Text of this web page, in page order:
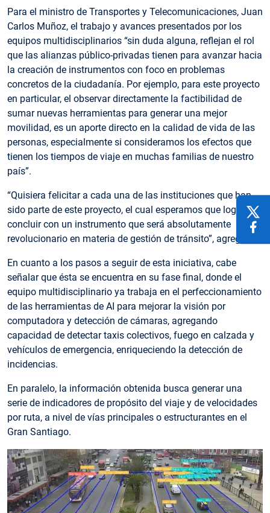
Para el ministro de Transportes y Telecomunicaciones, Juan
Carlos Muñoz, el trabajo y avances presentados por los
equipos multidisciplinarios “sin duda alguna, reflejan el rol
que las alianzas público-privadas tienen para avanzar hacia
la creación de instrumentos con foco en problemas
concretos de la ciudadanía. Por ejemplo, para este proyecto
en particular, el observar directamente la factibilidad de
sumar nuevas herramientas para generar una mejor
movilidad, es un aporte directo en la calidad de vida de las
personas, especialmente si consideramos los efectos que
tienen los tiempos de viaje en muchas familias de nuestro
país”.
“Quisiera felicitar a cada una de las instituciones que han
sido parte de este proyecto, el cual esperamos que logre
concluir con un instrumento que será absolutamente
revolucionario en materia de gestión de tránsito”, agregó.
En cuanto a los pasos a seguir de esta iniciativa, cabe
señalar que ésta se encuentra en su fase final, donde el
equipo multidisciplinario ya trabaja en el perfeccionamiento
de las herramientas de AI para mejorar la visión por
computadora y detección de cámaras, agregando
capacidad de detectar taxis colectivos, fuego en calzada y
vehículos de emergencia, enriqueciendo la detección de
incidencias.
En paralelo, la información obtenida busca generar una
serie de indicadores de propósito del viaje y de velocidades
por ruta, a nivel de vías principales o estructurantes en el
Gran Santiago.